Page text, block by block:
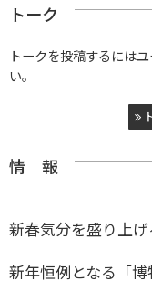
トーク
トークを投稿するには
い。
情 報
新春気分を盛り上
新年恒例となる「